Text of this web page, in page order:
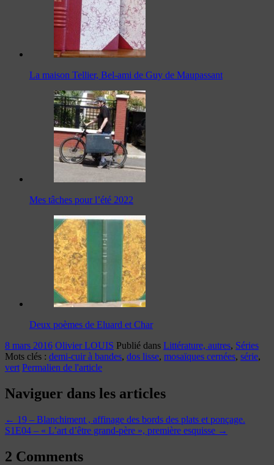
La maison Tellier, Bel-ami de Guy de Maupassant
Mes tâches pour l’été 2022
Deux poèmes de Eluard et Char
8 mars 2016 Olivier LOUIS Publié dans Littérature, autres, Séries
Mots clés : demi-cuir à bandes, dos lisse, mosaïques cernées, série,
vert Permalien de l'article
Naviguer dans les articles
← 19 – Blanchiment , affinage des bords des plats et ponçage.
S1E04 – « L’art d’être grand-père », première esquisse →
2 Comments